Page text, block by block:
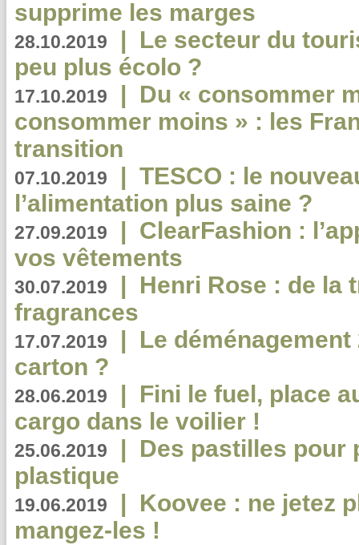
supprime les marges
28.10.2019 | Le secteur du
peu plus écolo ?
17.10.2019 | Du « consommer
consommer moins » : les
transition
07.10.2019 | TESCO : le
l’alimentation plus saine ?
27.09.2019 | ClearFashion :
vos vêtements
30.07.2019 | Henri Rose : de la
fragrances
17.07.2019 | Le
carton ?
28.06.2019 | Fini le fuel, place
cargo dans le voilier !
25.06.2019 | Des pastilles pour
plastique
19.06.2019 | Koovee : ne jetez
mangez-les !